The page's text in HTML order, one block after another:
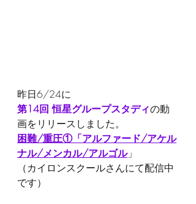
昨日6/24に
第14回 恒星グループスタディの動
画をリリースしました。
困難/重圧①「アルファード/アケル
ナル/メンカル/アルゴル」
（カイロンスクールさんにて配信中
です）